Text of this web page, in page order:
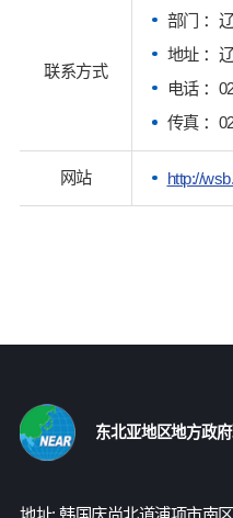
联系方式
部门 ：
地址 ：
电话 ：
传真 ：
网站 http://
东北亚地区地方政
地址: 韩国庆尚北道浦项市南